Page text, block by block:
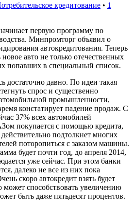
кредитование • 1
первую программу по
Минпромторг объявил о
автокредитования. Теперь
авто не только отечественных
попавших в специальный список.
достаточно давно. По идеи такая
спрос и существенно
промышленности,
констатирует падение продаж. С
37% всех автомобилей
покупается с помощью кредита,
подтолкнет многих
поторопиться с заказом машины.
будет почти год, до апреля 2014,
уже сейчас. При этом банки
далеко не все из них пока
скоро автокредит взять будет
способствовать увеличению
быть даже пятьдесят процентов.